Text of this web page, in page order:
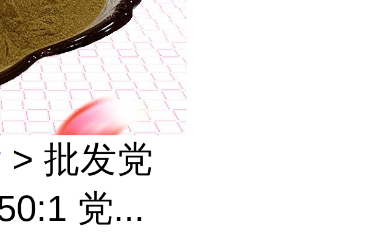
> 批发党
党...